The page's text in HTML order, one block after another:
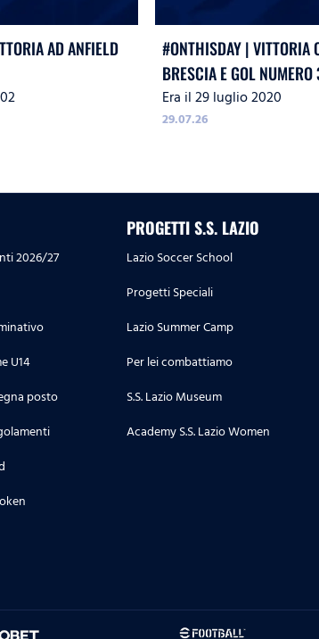
AD ANFIELD
#ONTHISDAY | VITTORIA
BRESCIA E GOL
IMMOBILE
Era il 29 luglio 2020
29.07.26
2026/27
U14
posto
PROGETTI S.S. LAZIO
Lazio Soccer School
Progetti Speciali
Lazio Summer Camp
Per lei combattiamo
S.S. Lazio Museum
Academy S.S. Lazio Women